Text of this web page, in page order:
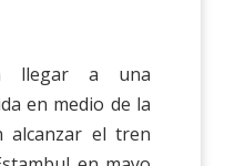
llegar a una
en medio de la
alcanzar el tren